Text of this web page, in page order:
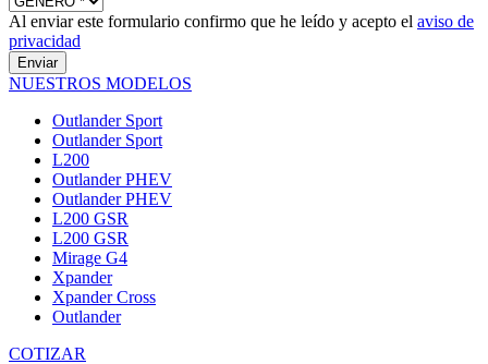
Al enviar este formulario confirmo que he leído y acepto el aviso de
privacidad
Enviar
NUESTROS MODELOS
Outlander Sport
Outlander Sport
L200
Outlander PHEV
Outlander PHEV
L200 GSR
L200 GSR
Mirage G4
Xpander
Xpander Cross
Outlander
COTIZAR